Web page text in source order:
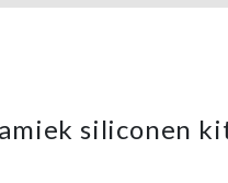
siliconen